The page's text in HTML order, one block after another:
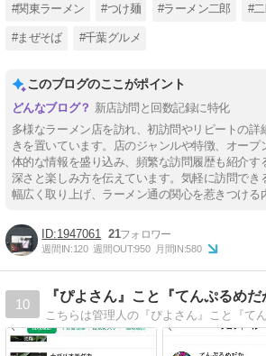
#関東ラーメン #つけ麺 #ラーメン二郎 #
#まぜそば #千葉グルメ
このブログのここがポイント
新店訪問と回数記録に特化
多様なラーメン店を訪れ、初訪問やリピートの詳
きを置いています。店のジャンルや特徴、オープ
体的な情報を盛り込み、頻繁な訪問履歴も紹介す
深さと楽しみ方を伝えています。気軽に訪問でき
幅広く取り上げ、ラーメン通の関心を惹きつける
1947061 21
週間IN:120 週間OUT:950 月間IN:580
10
『ぴよさん』こと『てんぷるめ